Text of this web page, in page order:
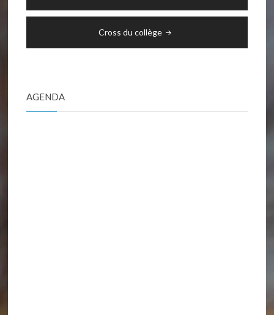
l’article
Cross du collège
AGENDA